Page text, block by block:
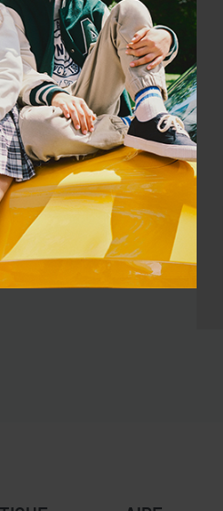
sur le devant. Cinq poches.